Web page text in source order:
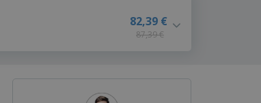
82,39 €
87,39 €